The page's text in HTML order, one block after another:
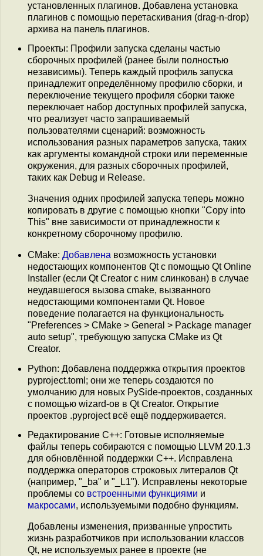
установленных плагинов. Добавлена установка
плагинов с помощью перетаскивания (drag-n-drop)
архива на панель плагинов.
Проекты: Профили запуска сделаны частью
сборочных профилей (ранее были полностью
независимы). Теперь каждый профиль запуска
принадлежит определённому профилю сборки, и
переключение текущего профиля сборки также
переключает набор доступных профилей запуска,
что реализует часто запрашиваемый
пользователями сценарий: возможность
использования разных параметров запуска, таких
как аргументы командной строки или переменные
окружения, для разных сборочных профилей,
таких как Debug и Release.
Значения одних профилей запуска теперь можно
копировать в другие с помощью кнопки "Copy into
This" вне зависимости от принадлежности к
конкретному сборочному профилю.
CMake: Добавлена возможность установки
недостающих компонентов Qt с помощью Qt Online
Installer (если Qt Creator с ним слинкован) в случае
неудавшегося вызова cmake, вызванного
недостающими компонентами Qt. Новое
поведение полагается на функциональность
"Preferences > CMake > General > Package manager
auto setup", требующую запуска CMake из Qt
Creator.
Python: Добавлена поддержка открытия проектов
pyproject.toml; они же теперь создаются по
умолчанию для новых PySide-проектов, созданных
с помощью wizard-ов в Qt Creator. Открытие
проектов .pyproject всё ещё поддерживается.
Редактирование C++: Готовые исполняемые
файлы теперь собираются с помощью LLVM 20.1.3
для обновлённой поддержки C++. Исправлена
поддержка операторов строковых литералов Qt
(например, "_ba" и "_L1"). Исправлены некоторые
проблемы со встроенными функциями и
макросами, используемыми подобно функциям.
Добавлены изменения, призванные упростить
жизнь разработчиков при использовании классов
Qt, не используемых ранее в проекте (не